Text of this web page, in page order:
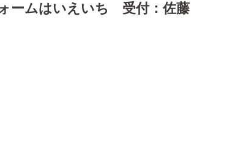
ームはいえいち 受付：佐藤